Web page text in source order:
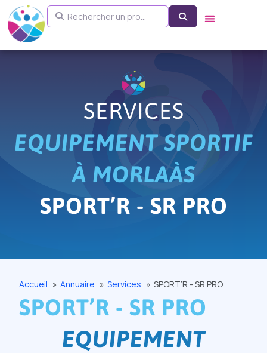
Aller
au
contenu
Rechercher un pro... Search
SERVICES
EQUIPEMENT SPORTIF
À MORLAÀS
SPORT’R - SR PRO
Accueil Annuaire Services SPORT’R - SR PRO
SPORT’R - SR PRO
EQUIPEMENT